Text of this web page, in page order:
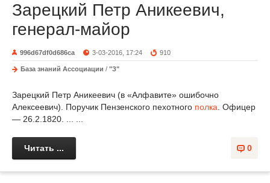
Зарецкий Петр Аникеевич,
генерал-майор
996d67df0d686ca 3-03-2016, 17:24 910
База знаний Ассоциации / "З"
Зарецкий Петр Аникеевич (в «Алфавите» ошибочно
Алексеевич). Поручик Пензенского пехотного полка . Офицер
— 26.2.1820. ... ...
0
Читать ...